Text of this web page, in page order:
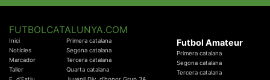
FUTBOLCATALUNYA.COM
Inici
Notícies
Marcador
Taller
Primera catalana
Segona catalana
Tercera catalana
Quarta catalana
Futbol Amateur
Primera catalana
Segona catalana
Tercera catalana